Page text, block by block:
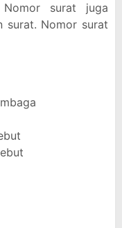
Nomor surat juga
surat. Nomor surat